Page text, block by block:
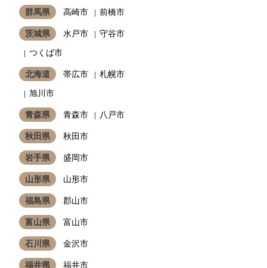
群馬県 高崎市 前橋市
茨城県 水戸市
守谷市
つくば市
北海道 帯広市
札幌市
旭川市
青森県 青森市 八戸市
秋田県 秋田市
岩手県 盛岡市
山形県 山形市
福島県 郡山市
富山県 富山市
石川県 金沢市
福井県 福井市